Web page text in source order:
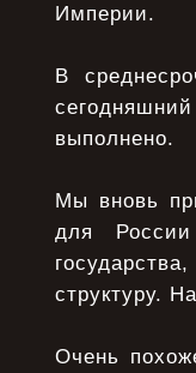
Империи.
В
выполнено.
Мы вновь
для России
структуру.
Очень